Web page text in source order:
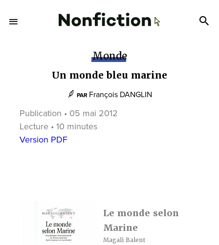
Monde
Un monde bleu marine
PAR François DANGLIN
Publication • 05 mai 2012
Lecture • 10 minutes
Version PDF
Le monde selon
Marine
Magali Balent